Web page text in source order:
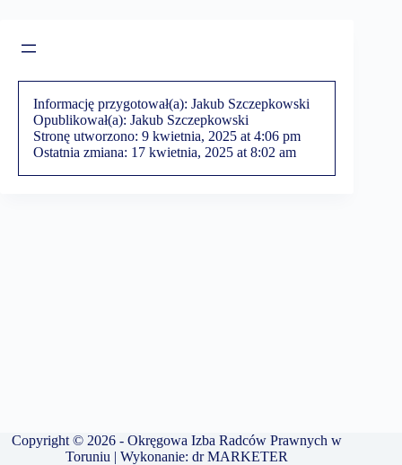
Informację przygotował(a): Jakub Szczepkowski
Opublikował(a): Jakub Szczepkowski
Stronę utworzono: 9 kwietnia, 2025 at 4:06 pm
Ostatnia zmiana: 17 kwietnia, 2025 at 8:02 am
Copyright © 2026 - Okręgowa Izba Radców Prawnych w
Toruniu | Wykonanie:dr MARKETER